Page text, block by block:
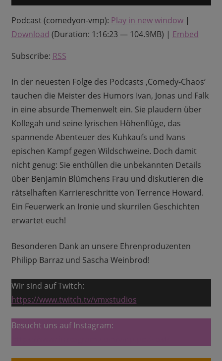
Player
Podcast (comedyon-vmp): Play in new window|
Download (Duration: 1:16:23 — 104.9MB) | Embed
Subscribe: RSS
In der neuesten Folge des Podcasts ‚Comedy-Chaos‘
tauchen die Meister des Humors Ivan, Jonas und Falk
in eine absurde Themenwelt ein. Sie plaudern über
Kollegah und seine lyrischen Höhenflüge, das
spannende Abenteuer des Kuhkaufs und Ivans
epischen Kampf gegen Wildschweine. Doch damit
nicht genug: Sie enthüllen die unbekannten Details
über Benjamin Blümchens Frau und diskutieren die
rätselhaften Karriereschritte von Terrence Howard.
Ein Feuerwerk an Ironie und skurrilen Geschichten
erwartet euch!
Besonderen Dank an unsere Ehrenproduzenten
Philipp Barraz und Sascha Weinbrod!
Wir sind auf Twitch:
https://www.twitch.tv/vmxstudios
Besucht uns auf Instagram: